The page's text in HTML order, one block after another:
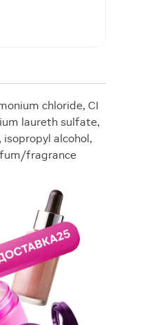
chloride, CI
laureth sulfate,
alcohol,
fragrance